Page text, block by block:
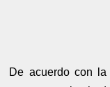
De acuerdo con